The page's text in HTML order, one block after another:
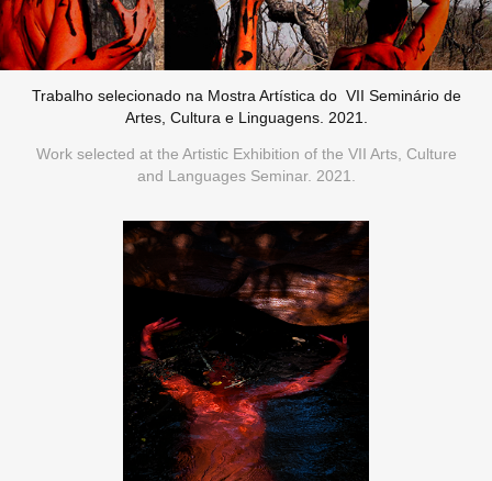
Trabalho selecionado na Mostra Artística do VII Seminário de
Artes, Cultura e Linguagens. 2021.
Work selected at the Artistic Exhibition of the VII Arts, Culture
and Languages Seminar. 2021.